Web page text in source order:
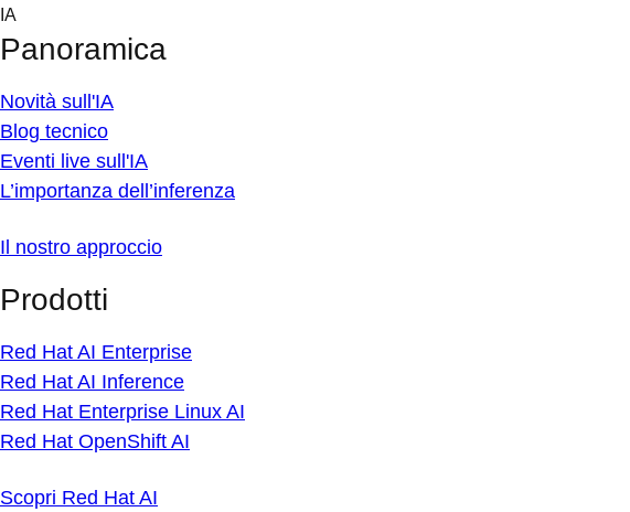
Skip
content
IA
Panoramica
Novità sull'IA
Blog tecnico
Eventi live sull'IA
L’importanza dell’inferenza
Il nostro approccio
Prodotti
Red Hat AI Enterprise
Red Hat AI Inference
Red Hat Enterprise Linux AI
Red Hat OpenShift AI
Scopri Red Hat AI